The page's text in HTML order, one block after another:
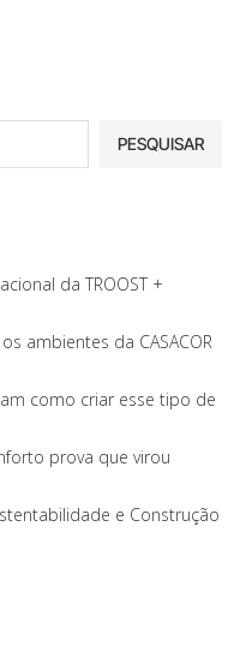
PESQUISAR
da TROOST +
ambientes da CASACOR
como criar esse tipo de
prova que virou
e Construção